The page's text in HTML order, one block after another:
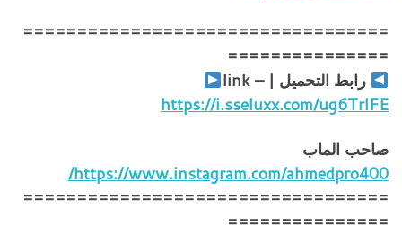
==================================
===============
رابط التحميل | – link
https://i.sseluxx.com/ug6TrlFE
صاحب الماب
https://www.instagram.com/ahmedpro400/
==================================
===============